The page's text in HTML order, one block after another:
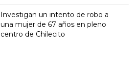
Investigan un intento de robo a
una mujer de 67 años en pleno
centro de Chilecito